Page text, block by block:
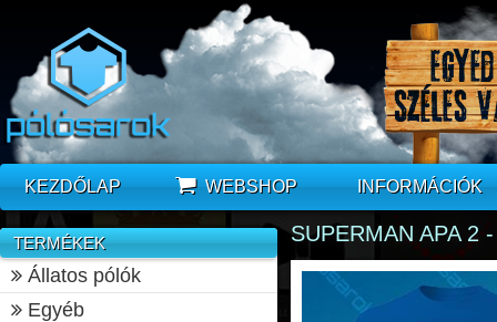
KEZDŐLAP WEBSHOP INFORMÁCIÓK
TERMÉKEK
Állatos pólók
Egyéb
SUPERMAN APA 2